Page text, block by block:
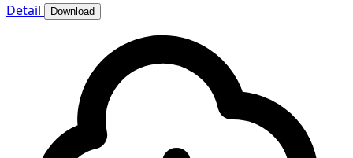
Detail
Download